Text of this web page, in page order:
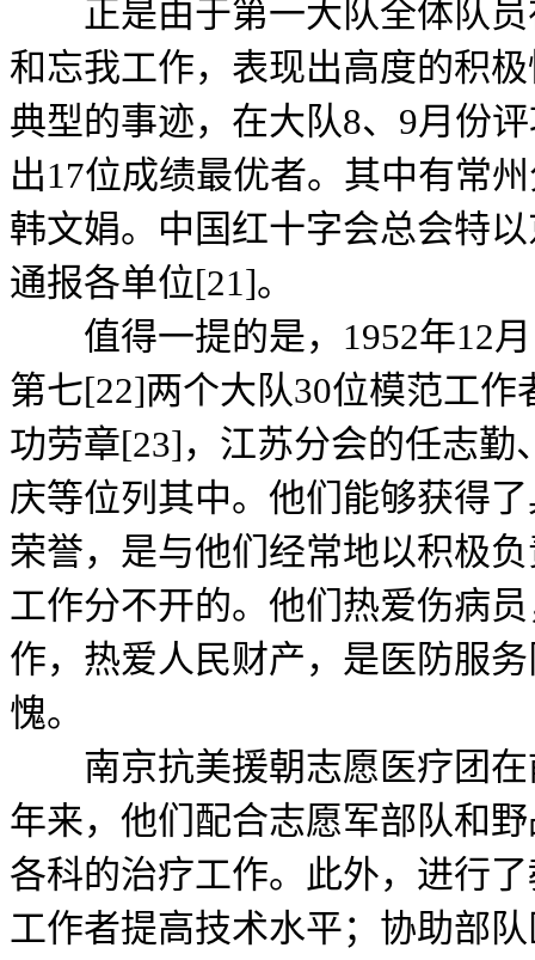
正是由于第一大队全体队员
和忘我工作，表现出高度的积
典型的事迹，在大队8、9月份
出17位成绩最优者。其中有常
韩文娟。中国红十字会总会特
通报各单位[21]。
值得一提的是，1952年12月
第七[22]两个大队30位模范工
功劳章[23]，江苏分会的任志勤
庆等位列其中。他们能够获得
荣誉，是与他们经常地以积极
工作分不开的。他们热爱伤病
作，热爱人民财产，是医防服
愧。
南京抗美援朝志愿医疗团在
年来，他们配合志愿军部队和
各科的治疗工作。此外，进行
工作者提高技术水平；协助部